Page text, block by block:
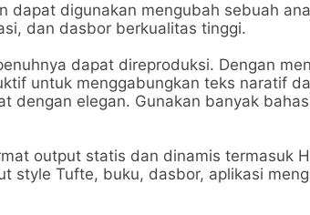
dapat digunakan mengubah sebuah
dan dasbor berkualitas tinggi.
dapat direproduksi. Dengan
untuk menggabungkan teks naratif
dengan elegan. Gunakan banyak
output statis dan dinamis termasuk
style Tufte, buku, dasbor, aplikasi